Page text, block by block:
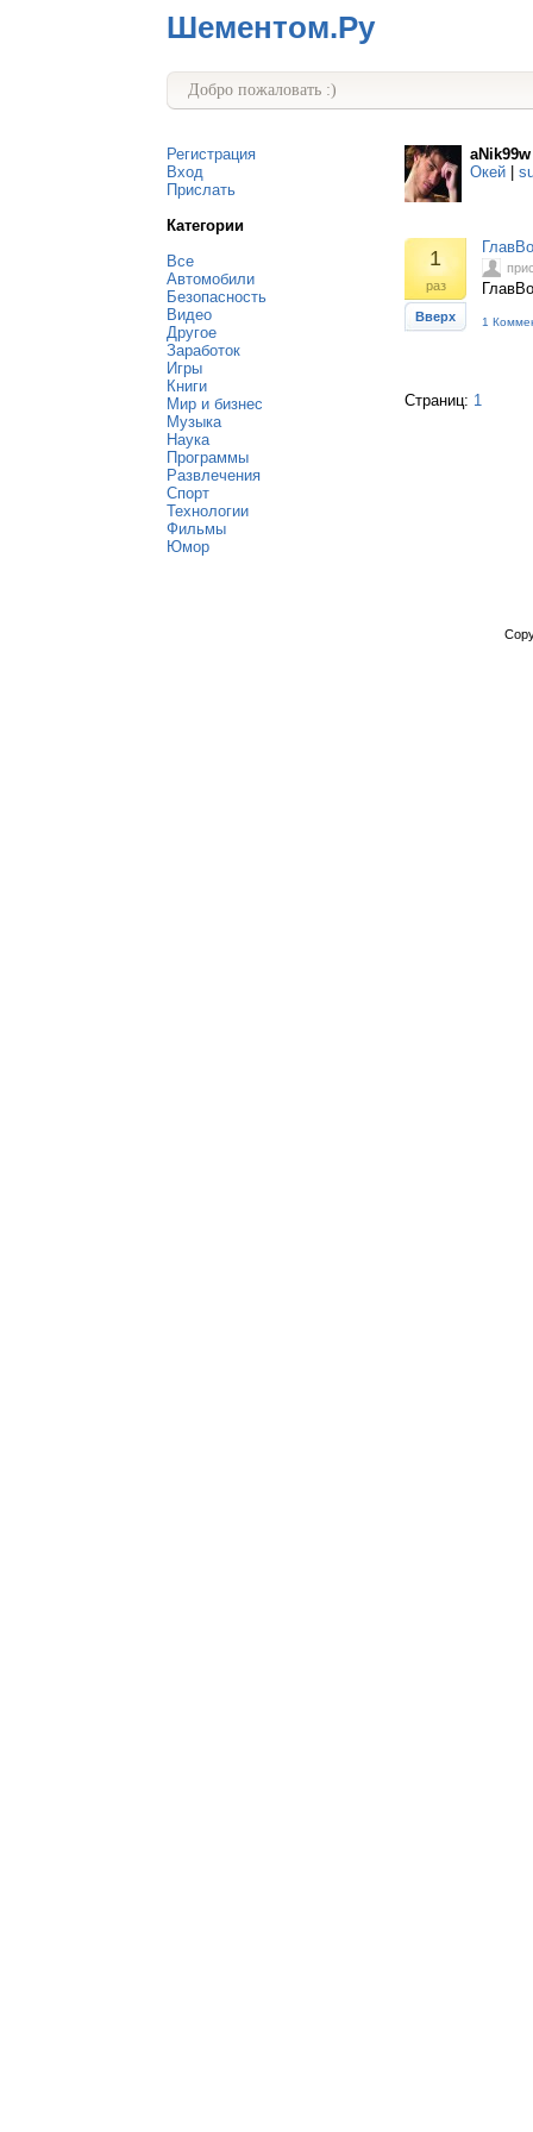
Шементом.Ру
Добро пожаловать :)
Регистрация
Вход
Прислать
Категории
Все
Автомобили
Безопасность
Видео
Другое
Заработок
Игры
Книги
Мир и бизнес
Музыка
Наука
Программы
Развлечения
Спорт
Технологии
Фильмы
Юмор
aNik99w
Окей
1
раз
Вверх 1
Страниц: 1